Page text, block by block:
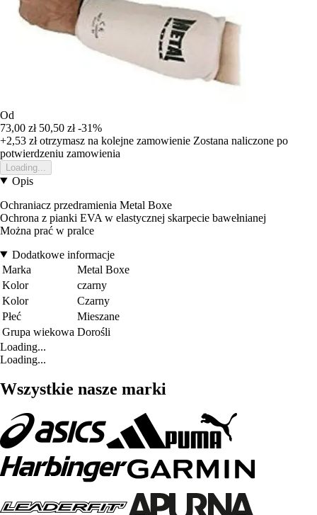
Od
73,00 zł 50,50 zł -31%
+2,53 złotrzymasz na kolejne zamowienie Zostana naliczone po
potwierdzeniu zamowienia
Loading...
Opis
Ochraniacz przedramienia Metal Boxe
Ochrona z pianki EVA w elastycznej skarpecie bawełnianej
Można prać w pralce
Dodatkowe informacje
Marka
Metal Boxe
Kolor
czarny
Kolor
Czarny
Płeć
Mieszane
Grupa wiekowa Dorośli
Loading...
Loading...
Wszystkie nasze marki